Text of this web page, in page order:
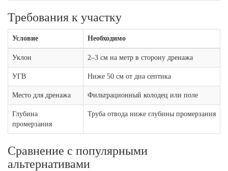
Требования к участку
Условие Необходимо
Уклон 2–3 см на метр в сторону дренажа
УГВ Ниже 50 см от дна септика
Место для дренажа Фильтрационный колодец или поле
Глубина
промерзания
Труба отвода ниже глубины промерзания
Сравнение с популярными
альтернативами